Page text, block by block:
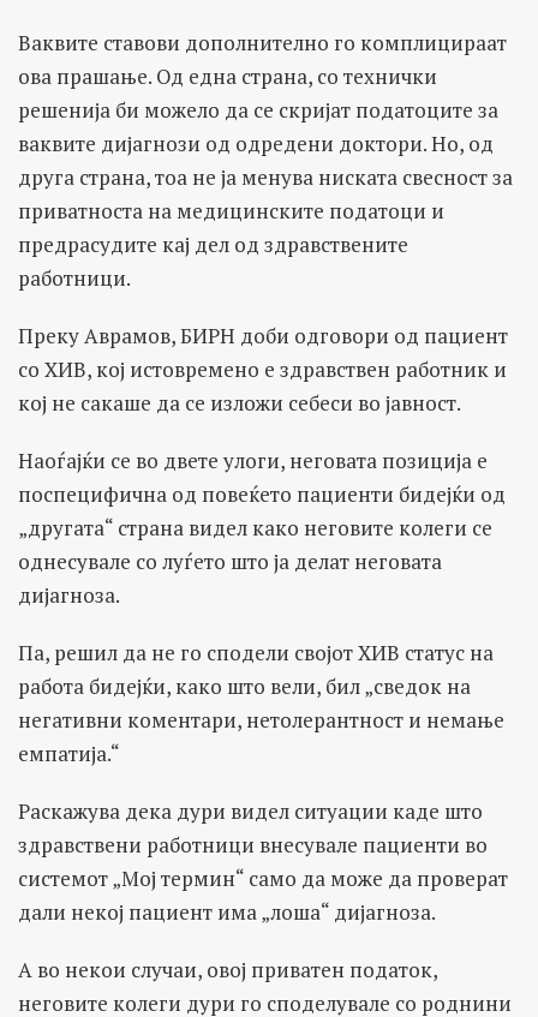
Ваквите ставови дополнително го комплицираат
ова прашање. Од една страна, со технички
решенија би можело да се скријат податоците за
ваквите дијагнози од одредени доктори. Но, од
друга страна, тоа не ја менува ниската свесност за
приватноста на медицинските податоци и
предрасудите кај дел од здравствените
работници.
Преку Аврамов, БИРН доби одговори од пациент
со ХИВ, кој истовремено е здравствен работник и
кој не сакаше да се изложи себеси во јавност.
Наоѓајќи се во двете улоги, неговата позиција е
поспецифична од повеќето пациенти бидејќи од
„другата“ страна видел како неговите колеги се
однесувале со луѓето што ја делат неговата
дијагноза.
Па, решил да не го сподели својот ХИВ статус на
работа бидејќи, како што вели, бил „сведок на
негативни коментари, нетолерантност и немање
емпатија.“
Раскажува дека дури видел ситуации каде што
здравствени работници внесувале пациенти во
системот „Мој термин“ само да може да проверат
дали некој пациент има „лоша“ дијагноза.
А во некои случаи, овој приватен податок,
неговите колеги дури го споделувале со роднини